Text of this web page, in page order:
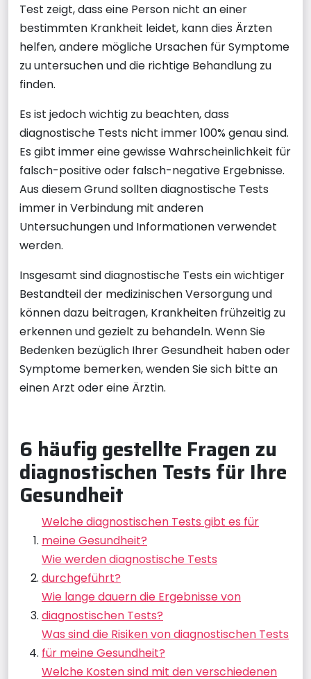
Test zeigt, dass eine Person nicht an einer
bestimmten Krankheit leidet, kann dies Ärzten
helfen, andere mögliche Ursachen für Symptome
zu untersuchen und die richtige Behandlung zu
finden.
Es ist jedoch wichtig zu beachten, dass
diagnostische Tests nicht immer 100% genau sind.
Es gibt immer eine gewisse Wahrscheinlichkeit für
falsch-positive oder falsch-negative Ergebnisse.
Aus diesem Grund sollten diagnostische Tests
immer in Verbindung mit anderen
Untersuchungen und Informationen verwendet
werden.
Insgesamt sind diagnostische Tests ein wichtiger
Bestandteil der medizinischen Versorgung und
können dazu beitragen, Krankheiten frühzeitig zu
erkennen und gezielt zu behandeln. Wenn Sie
Bedenken bezüglich Ihrer Gesundheit haben oder
Symptome bemerken, wenden Sie sich bitte an
einen Arzt oder eine Ärztin.
6 häufig gestellte Fragen zu
diagnostischen Tests für Ihre
Gesundheit
Welche diagnostischen Tests gibt es für
meine Gesundheit?
Wie werden diagnostische Tests
durchgeführt?
Wie lange dauern die Ergebnisse von
diagnostischen Tests?
Was sind die Risiken von diagnostischen Tests
für meine Gesundheit?
Welche Kosten sind mit den verschiedenen